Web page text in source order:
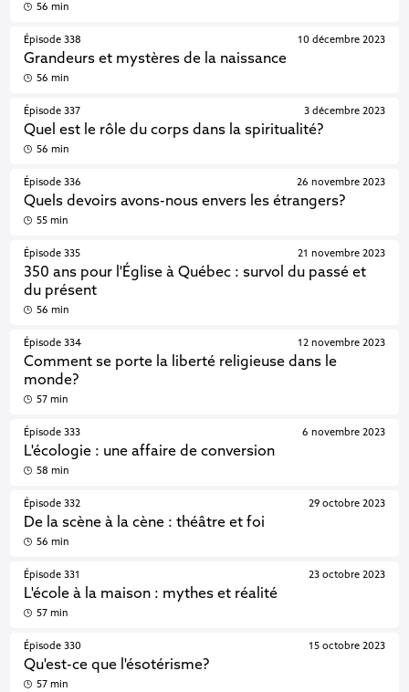
56 min
Épisode 338
Grandeurs et mystères de la naissance
10 décembre 2023
56 min
Épisode 337
Quel est le rôle du corps dans la spiritualité?
3 décembre 2023
56 min
Épisode 336
Quels devoirs avons-nous envers les étrangers?
26 novembre 2023
55 min
Épisode 335
350 ans pour l'Église à Québec : survol du passé et
du présent
21 novembre 2023
56 min
Épisode 334
Comment se porte la liberté religieuse dans le
monde?
12 novembre 2023
57 min
Épisode 333
L'écologie : une affaire de conversion
6 novembre 2023
58 min
Épisode 332
De la scène à la cène : théâtre et foi
29 octobre 2023
56 min
Épisode 331
L'école à la maison : mythes et réalité
23 octobre 2023
57 min
Épisode 330
Qu'est-ce que l'ésotérisme?
15 octobre 2023
57 min